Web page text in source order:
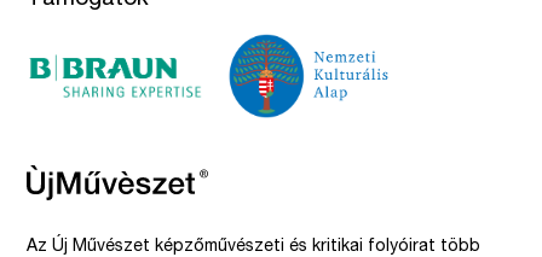
Az Új Művészet képzőművészeti és kritikai folyóirat több